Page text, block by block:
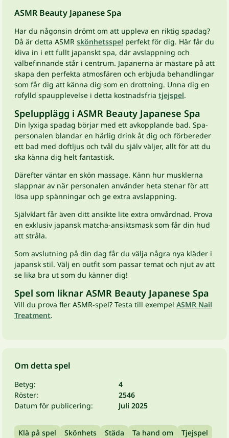
ASMR Beauty Japanese Spa
Har du någonsin drömt om att uppleva en riktig spadag?
Då är detta ASMR skönhetsspel perfekt för dig. Här får du
kliva in i ett fullt japanskt spa, där avslappning och
välbefinnande står i centrum. Japanerna är mästare på att
skapa den perfekta atmosfären och erbjuda behandlingar
som får dig att känna dig som en drottning. Unna dig en
rofylld spaupplevelse i detta kostnadsfria tjejspel.
Spelupplägg i ASMR Beauty Japanese Spa
Din lyxiga spadag börjar med ett avkopplande bad. Spa-
personalen blandar en härlig drink åt dig och förbereder
ett bad med doftljus och tvål du själv väljer, allt för att du
ska känna dig helt fantastisk.
Därefter väntar en skön massage. Känn hur musklerna
slappnar av när personalen använder heta stenar för att
lösa upp spänningar och ge extra avslappning.
Självklart får även ditt ansikte lite extra omvårdnad. Prova
en exklusiv japansk matcha-ansiktsmask som får din hud
att stråla.
Som avslutning på din dag får du välja några nya kläder i
japansk stil. Välj en outfit som passar temat och njut av att
se lika bra ut som du känner dig!
Spel som liknar ASMR Beauty Japanese Spa
Vill du prova fler ASMR-spel? Testa till exempel ASMR Nail
Treatment.
Om detta spel
Betyg:
4
Röster:
2546
Datum för publicering:
Juli 2025
Klä på spel Skönhets Städa Ta hand om Tjejspel